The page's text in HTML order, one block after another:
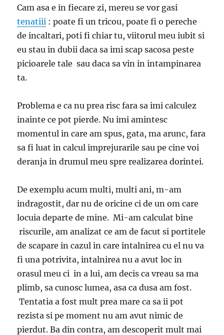
Cam asa e in fiecare zi, mereu se vor gasi
tenatiii : poate fi un tricou, poate fi o pereche
de incaltari, poti fi chiar tu, viitorul meu iubit si
eu stau in dubii daca sa imi scap sacosa peste
picioarele tale sau daca sa vin in intampinarea
ta.
Problema e ca nu prea risc fara sa imi calculez
inainte ce pot pierde. Nu imi amintesc
momentul in care am spus, gata, ma arunc, fara
sa fi luat in calcul imprejurarile sau pe cine voi
deranja in drumul meu spre realizarea dorintei.
De exemplu acum multi, multi ani, m-am
indragostit, dar nu de oricine ci de un om care
locuia departe de mine. Mi-am calculat bine
riscurile, am analizat ce am de facut si portitele
de scapare in cazul in care intalnirea cu el nu va
fi una potrivita, intalnirea nu a avut loc in
orasul meu ci in a lui, am decis ca vreau sa ma
plimb, sa cunosc lumea, asa ca dusa am fost.
Tentatia a fost mult prea mare ca sa ii pot
rezista si pe moment nu am avut nimic de
pierdut. Ba din contra, am descoperit mult mai